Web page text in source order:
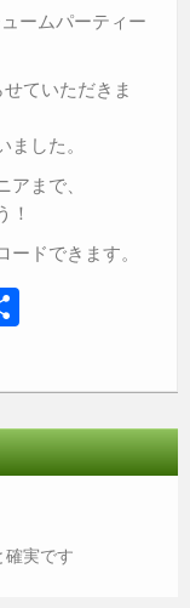
ームパーティー
ていただきま
した。
まで、
！
ドできます。
実です